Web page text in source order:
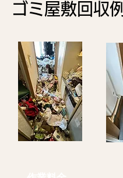
​ゴミ屋敷回収例​